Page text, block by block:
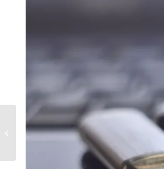
One-stop guide: Όλα
όσα πρέπει να